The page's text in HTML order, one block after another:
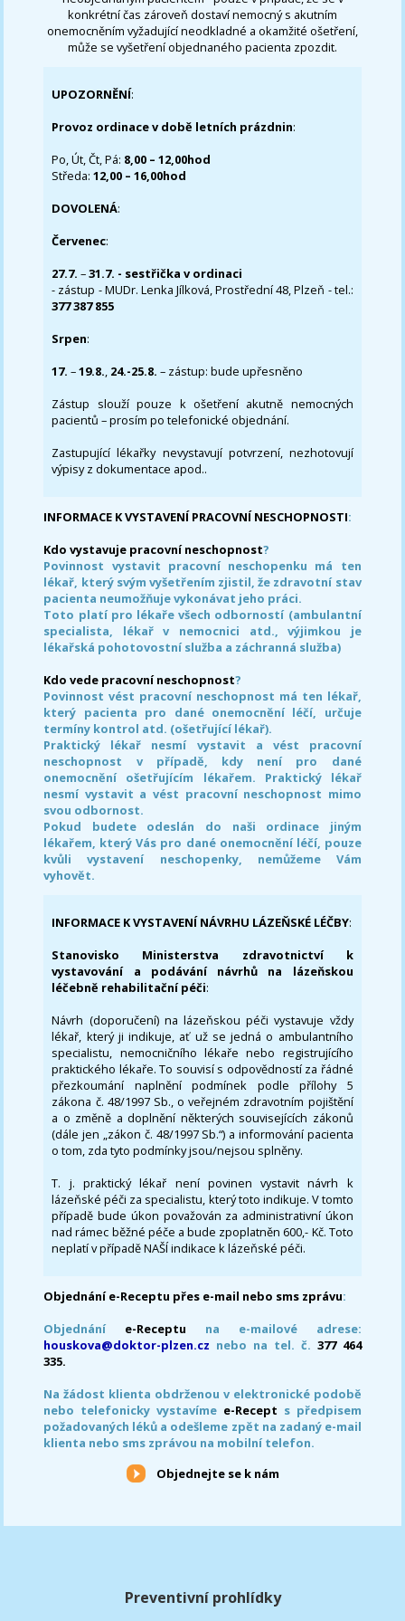
konkrétní čas zároveň dostaví nemocný s akutním
onemocněním vyžadující neodkladné a okamžité ošetření,
může se vyšetření objednaného pacienta zpozdit.
UPOZORNĚNÍ:
Provoz ordinace v době letních prázdnin:
Po, Út, Čt, Pá: 8,00 – 12,00hod
Středa:12,00 – 16,00hod
DOVOLENÁ:
Červenec:
27.7.–31.7. - sestřička v ordinaci
- zástup - MUDr. Lenka Jílková, Prostřední 48, Plzeň - tel.:
377 387 855
Srpen:
17. –19.8., 24.-25.8. – zástup: bude upřesněno
Zástup slouží pouze k ošetření akutně nemocných
pacientů – prosím po telefonické objednání.
Zastupující lékařky nevystavují potvrzení, nezhotovují
výpisy z dokumentace apod..
INFORMACE K VYSTAVENÍ PRACOVNÍ NESCHOPNOSTI:
Kdo vystavuje pracovní neschopnost?
Povinnost vystavit pracovní neschopenku má ten
lékař, který svým vyšetřením zjistil, že zdravotní stav
pacienta neumožňuje vykonávat jeho práci.
Toto platí pro lékaře všech odborností (ambulantní
specialista, lékař v nemocnici atd., výjimkou je
lékařská pohotovostní služba a záchranná služba)
Kdo vede pracovní neschopnost?
Povinnost vést pracovní neschopnost má ten lékař,
který pacienta pro dané onemocnění léčí, určuje
termíny kontrol atd. (ošetřující lékař).
Praktický lékař nesmí vystavit a vést pracovní
neschopnost v případě, kdy není pro dané
onemocnění ošetřujícím lékařem. Praktický lékař
nesmí vystavit a vést pracovní neschopnost mimo
svou odbornost.
Pokud budete odeslán do naši ordinace jiným
lékařem, který Vás pro dané onemocnění léčí, pouze
kvůli vystavení neschopenky, nemůžeme Vám
vyhovět.
INFORMACE K VYSTAVENÍ NÁVRHU LÁZEŇSKÉ LÉČBY:
Stanovisko Ministerstva zdravotnictví k
vystavování a podávání návrhů na lázeňskou
léčebně rehabilitační péči:
Návrh (doporučení) na lázeňskou péči vystavuje vždy
lékař, který ji indikuje, ať už se jedná o ambulantního
specialistu, nemocničního lékaře nebo registrujícího
praktického lékaře. To souvisí s odpovědností za řádné
přezkoumání naplnění podmínek podle přílohy 5
zákona č. 48/1997 Sb., o veřejném zdravotním pojištění
a o změně a doplnění některých souvisejících zákonů
(dále jen „zákon č. 48/1997 Sb.“) a informování pacienta
o tom, zda tyto podmínky jsou/nejsou splněny.
T. j. praktický lékař není povinen vystavit návrh k
lázeňské péči za specialistu, který toto indikuje. V tomto
případě bude úkon považován za administrativní úkon
nad rámec běžné péče a bude zpoplatněn 600,- Kč. Toto
neplatí v případě NAŠÍ indikace k lázeňské péči.
Objednání e-Receptu přes e-mail nebo sms zprávu:
Objednání e-Receptu na e-mailové adrese:
houskova@doktor-plzen.cz nebo na tel. č. 377 464
335.
Na žádost klienta obdrženou v elektronické podobě
nebo telefonicky vystavíme e-Recept s předpisem
požadovaných léků a odešleme zpět na zadaný e-mail
klienta nebo sms zprávou na mobilní telefon.
Objednejte se k nám
Preventivní prohlídky